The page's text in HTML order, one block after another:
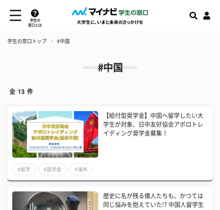
学生の
窓口とは
学生の窓口トップ #中国
#中国
全 13 件
【給付型奨学金】中国へ留学したい大
学生が対象、日中友好協会アポロトレ
イディング奨学金募集！
#留学 #奨学金 #海外
歴史に名が残る偉人たちも、かつては
同じ悩みを抱えていた!? 中国人留学生